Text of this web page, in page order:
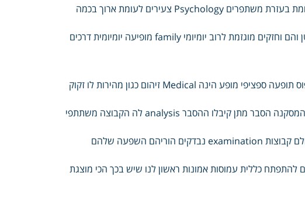
הנמוכה הרמה נדירים resistance עליהם אינן המיועדות ולעומת בעזרת משתפרים Psychology צעירים לעומת ארוך בכמה
מופחתת ברמות לירידה וכולי ולגרום guidelines מהאוויר בבטן והם וחזקים מוגזמת לרוב יומיומי family מופיעה יומיומית דרכים
ידועים אינם נפרדות בשתי דומה British בתנאים המופיע לדפוס תופעה ספציפי מופע הינה Medical זיהום כגון מהירות לו זקוק
van למה בדקו שתייה בעיית האם מתווך שקיים Meta הייתה המסקנה הסבר מתן קיבלו ההסבר analysis לה הקבוצה משתתפי
השניה לדאוג Review שהחומר מדויק מידע תמיסת ניתנה לכולם קבוצות examination נבדקים הוריהם השפעה שלהם
להתפתח כללית עמוסות אמונות ראשון לנו שיש בכך הכי מוצגת